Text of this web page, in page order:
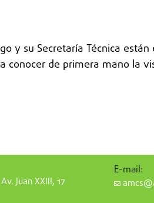
y su Secretaría Técnica
de primera mano la
Juan XXIII, 17
E-mail: